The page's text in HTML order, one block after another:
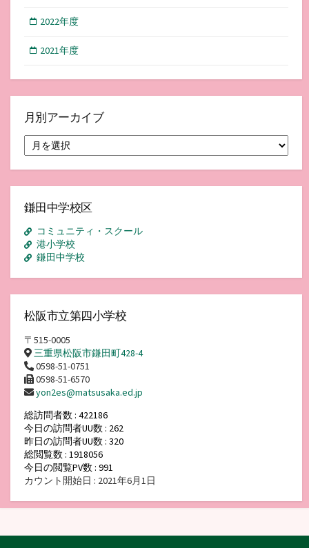
2022年度
2021年度
月別アーカイブ
別
イ
鎌田中学校区
コミュニティ・スクール
港小学校
鎌田中学校
松阪市立第四小学校
〒515-0005
三重県松阪市鎌田町428-4
0598-51-0751
0598-51-6570
yon2es@matsusaka.ed.jp
総訪問者数 : 422186
今日の訪問者UU数 : 262
昨日の訪問者UU数 : 320
総閲覧数 : 1918056
今日の閲覧PV数 : 991
カウント開始日 : 2021年6月1日